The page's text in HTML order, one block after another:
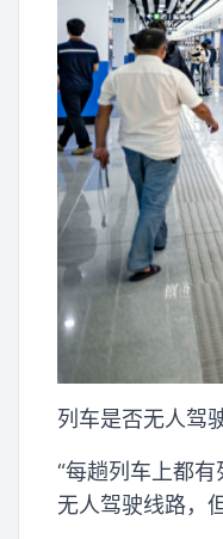
列车是否无人驾
“每趟列车上都
无人驾驶线路，